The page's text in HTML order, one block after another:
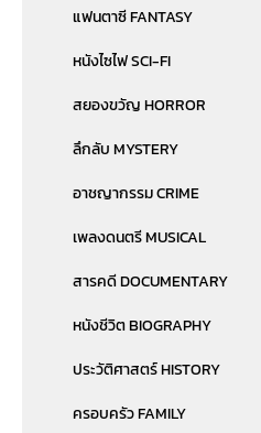
แฟนตาซี FANTASY
หนังไซไฟ SCI-FI
สยองขวัญ HORROR
ลึกลับ MYSTERY
อาชญากรรม CRIME
เพลงดนตรี MUSICAL
สารคดี DOCUMENTARY
หนังชีวิต BIOGRAPHY
ประวัติศาสตร์ HISTORY
ครอบครัว FAMILY